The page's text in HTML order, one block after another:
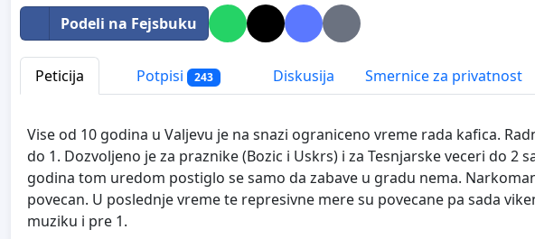
Podeli na Fejsbuku
Peticija Potpisi 243 Diskusija Smernice za privatnost
Vise od 10 godina u Valjevu je na snazi ograniceno vreme rada kafica.
do 1. Dozvoljeno je za praznike (Bozic i Uskrs) i za Tesnjarske veceri do 2
godina tom uredom postiglo se samo da zabave u gradu nema.
povecan. U poslednje vreme te represivne mere su povecane pa sada
muziku i pre 1.